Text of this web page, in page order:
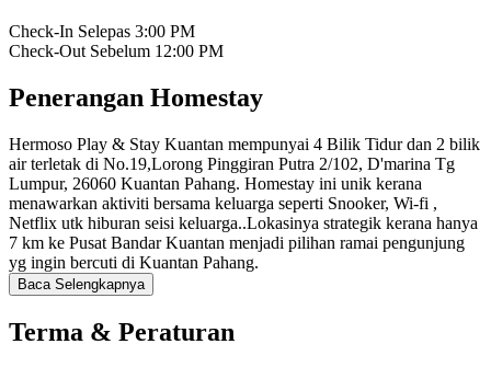
Check-In Selepas 3:00 PM
Check-Out Sebelum 12:00 PM
Penerangan Homestay
Hermoso Play & Stay Kuantan mempunyai 4 Bilik Tidur dan 2 bilik
air terletak di No.19,Lorong Pinggiran Putra 2/102, D'marina Tg
Lumpur, 26060 Kuantan Pahang. Homestay ini unik kerana
menawarkan aktiviti bersama keluarga seperti Snooker, Wi-fi ,
Netflix utk hiburan seisi keluarga..Lokasinya strategik kerana hanya
7 km ke Pusat Bandar Kuantan menjadi pilihan ramai pengunjung
yg ingin bercuti di Kuantan Pahang.
Baca Selengkapnya
Terma & Peraturan